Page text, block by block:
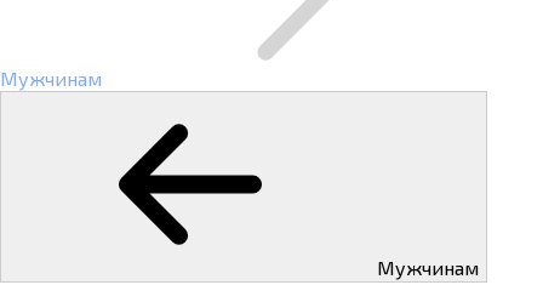
Мужчинам
Мужчинам